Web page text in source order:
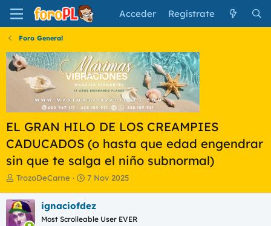
Acceder Regístrate
Foro General
EL GRAN HILO DE LOS CREAMPIES
CADUCADOS (o hasta que edad engendrar
sin que te salga el niño subnormal)
I
i
c
i
TrozoDeCarne
F
h
a
7 Nov 2025
ignaciofdez
Most Scrolleable User EVER